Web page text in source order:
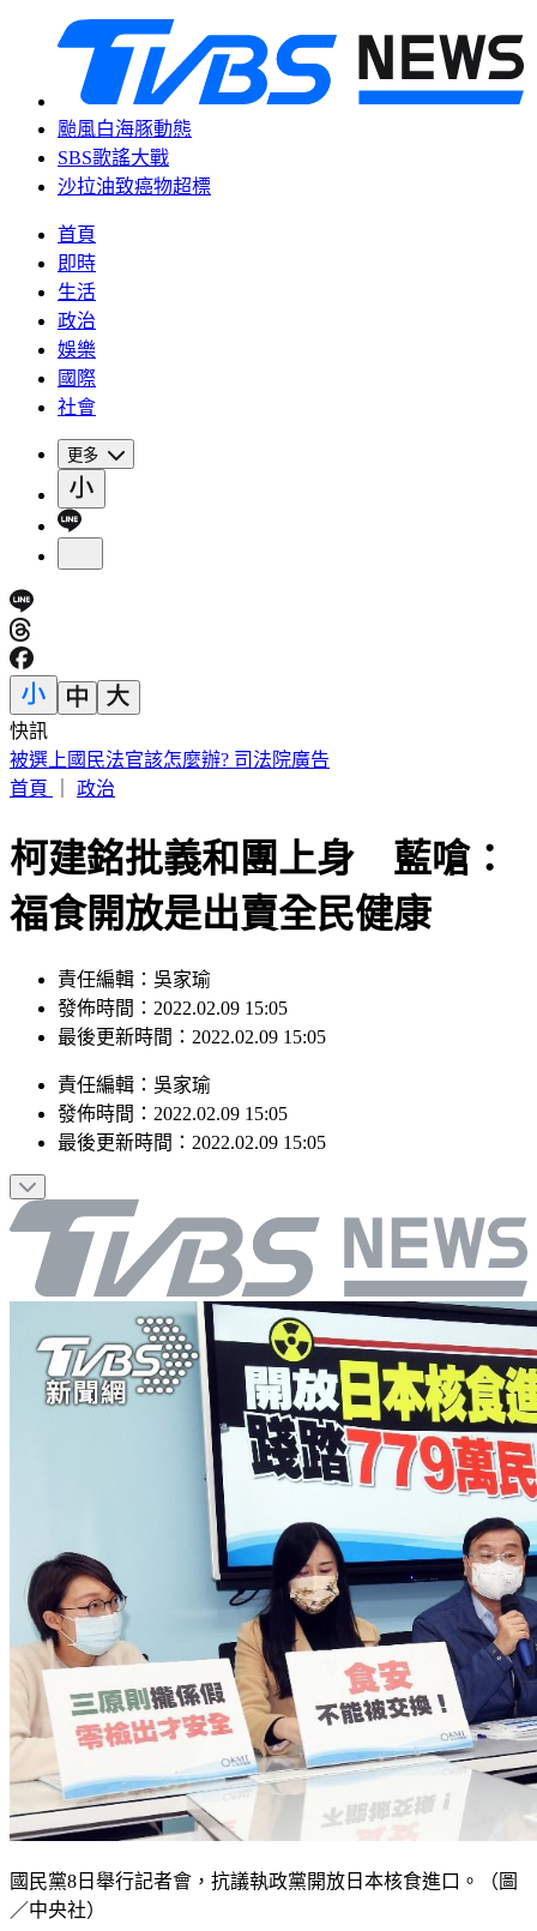
颱風白海豚動態
SBS歌謠大戰
沙拉油致癌物超標
首頁
即時
生活
政治
娛樂
國際
社會
更多
快訊
3字華語天王」爆私生子！周杰倫衰被捲入 杰威爾不忍了喊
告
柯建銘批義和團上身 藍嗆：
福食開放是出賣全民健康
責任編輯：吳家瑜
發佈時間：2022.02.09 15:05
責任編輯 ： 吳家瑜
發佈時間：2022.02.09 15:05
國民黨8日舉行記者會，抗議執政黨開放日本核食進口。（圖